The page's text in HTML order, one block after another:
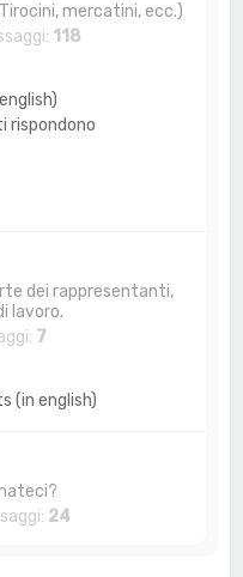
mercatini, ecc.)
118
rispondono
dei rappresentanti,
lavoro.
7
(in english)
24